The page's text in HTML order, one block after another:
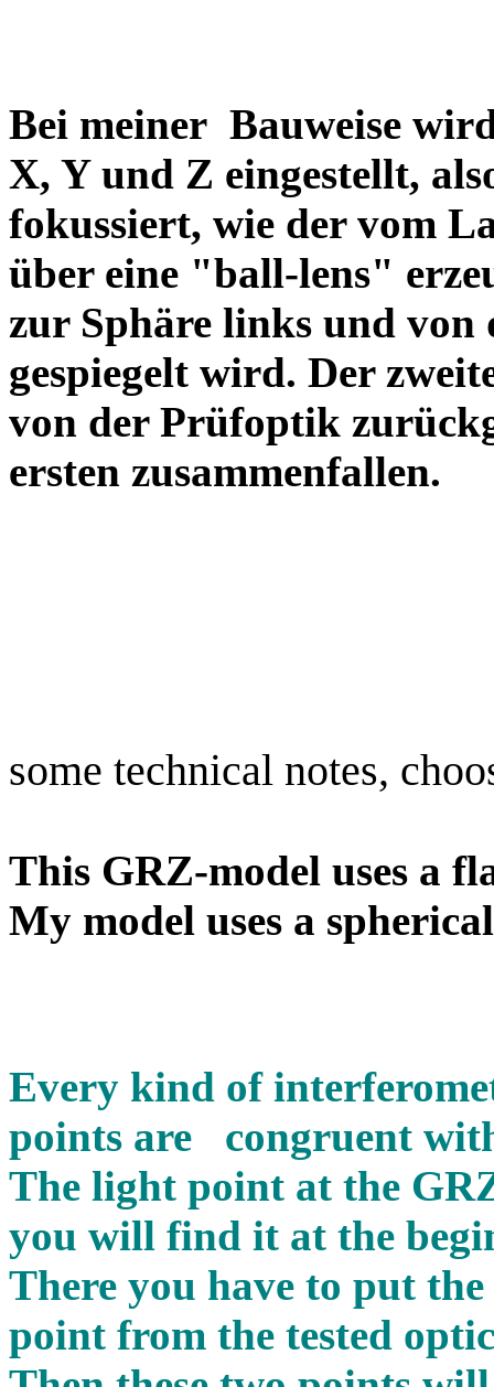
Bei meiner Bauweise
X, Y und Z eingestellt,
fokussiert, wie der vom
über eine "ball-lens"
zur Sphäre links und
gespiegelt wird. Der
von der Prüfoptik
ersten
some technical notes,
This GRZ-model uses a
My model uses a
Every kind of
points are congruent
The light point at the
you will find it at the
There you have to put
point from the tested